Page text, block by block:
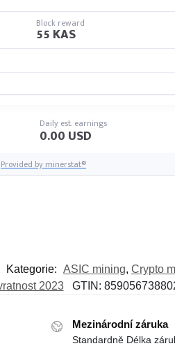
Block reward
55 KAS
Daily est. earnings
0.00 USD
Provided by minerstat®
Kategorie: ASIC mining, Crypto
2023 GTIN:
Mezinárodní záruka
Standardně Délka